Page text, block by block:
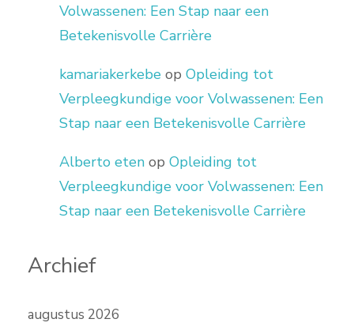
Volwassenen: Een Stap naar een
Betekenisvolle Carrière
kamariakerkebe op Opleiding tot
Verpleegkundige voor Volwassenen: Een
Stap naar een Betekenisvolle Carrière
Alberto eten op Opleiding tot
Verpleegkundige voor Volwassenen: Een
Stap naar een Betekenisvolle Carrière
Archief
augustus 2026